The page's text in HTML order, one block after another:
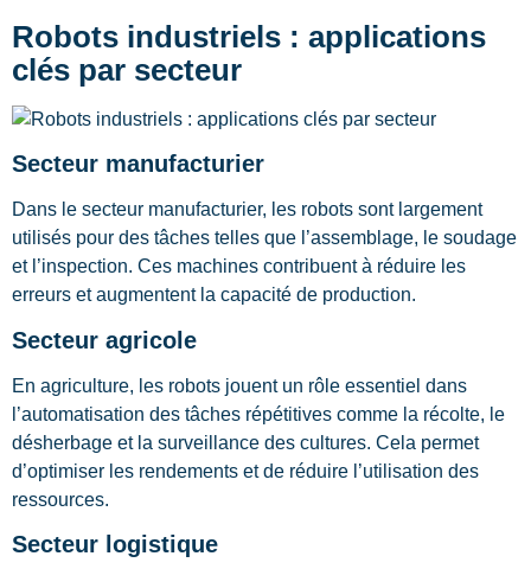
Robots industriels : applications
clés par secteur
Secteur manufacturier
Dans le secteur manufacturier, les robots sont largement
utilisés pour des tâches telles que l’assemblage, le soudage
et l’inspection. Ces machines contribuent à réduire les
erreurs et augmentent la capacité de production.
Secteur agricole
En agriculture, les robots jouent un rôle essentiel dans
l’automatisation des tâches répétitives comme la récolte, le
désherbage et la surveillance des cultures. Cela permet
d’optimiser les rendements et de réduire l’utilisation des
ressources.
Secteur logistique